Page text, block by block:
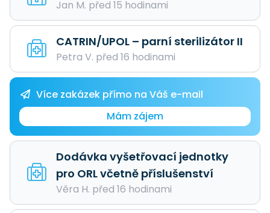
Jan M. před 15 hodinami
CATRIN/UPOL – parní sterilizátor II
Petra V. před 16 hodinami
Více zakázek přímo na Váš e-mail
Mám zájem
Dodávka vyšetřovací jednotky
pro ORL včetně příslušenství
Věra H. před 16 hodinami